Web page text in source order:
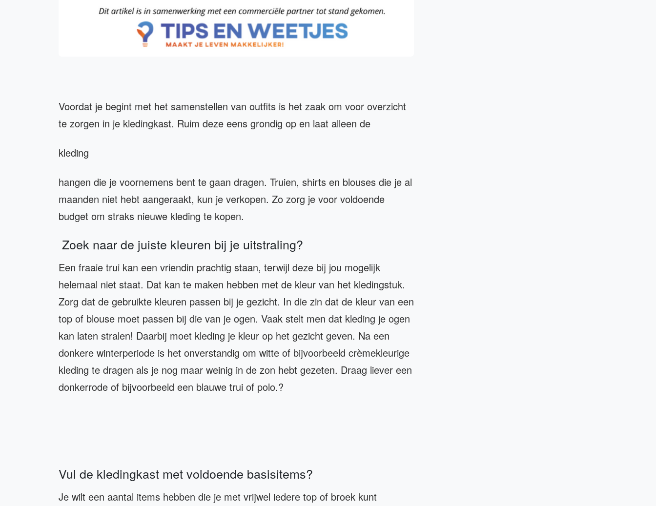
Voordat je begint met het samenstellen van outfits is het zaak om voor overzicht
te zorgen in je kledingkast. Ruim deze eens grondig op en laat alleen de
kleding
hangen die je voornemens bent te gaan dragen. Truien, shirts en blouses die je al
maanden niet hebt aangeraakt, kun je verkopen. Zo zorg je voor voldoende
budget om straks nieuwe kleding te kopen.
Zoek naar de juiste kleuren bij je uitstraling?
Een fraaie trui kan een vriendin prachtig staan, terwijl deze bij jou mogelijk
helemaal niet staat. Dat kan te maken hebben met de kleur van het kledingstuk.
Zorg dat de gebruikte kleuren passen bij je gezicht. In die zin dat de kleur van een
top of blouse moet passen bij die van je ogen. Vaak stelt men dat kleding je ogen
kan laten stralen! Daarbij moet kleding je kleur op het gezicht geven. Na een
donkere winterperiode is het onverstandig om witte of bijvoorbeeld crèmekleurige
kleding te dragen als je nog maar weinig in de zon hebt gezeten. Draag liever een
donkerrode of bijvoorbeeld een blauwe trui of polo.?
Vul de kledingkast met voldoende basisitems?
Je wilt een aantal items hebben die je met vrijwel iedere top of broek kunt